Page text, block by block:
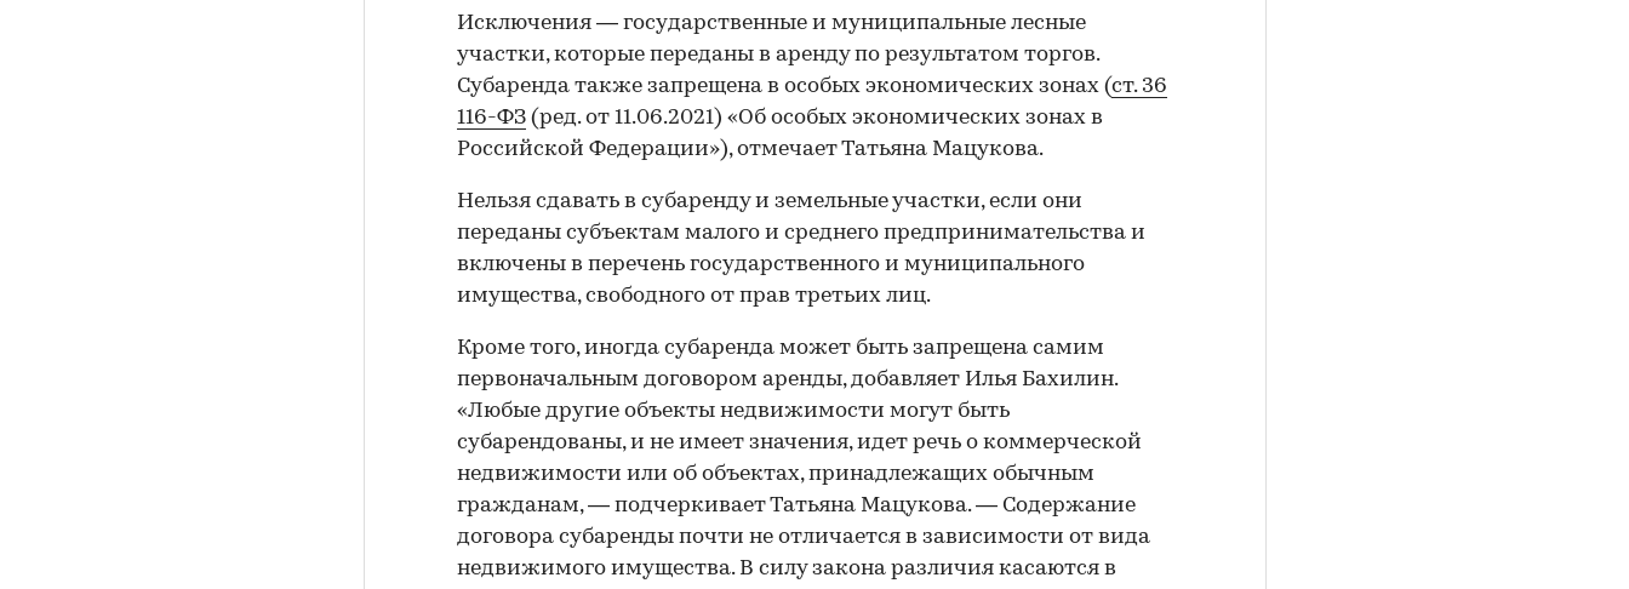
Исключения — государственные и муниципальные лесные
участки, которые переданы в аренду по результатом торгов.
Субаренда также запрещена в особых экономических зонах (ст. 36
116-ФЗ (ред. от 11.06.2021) «Об особых экономических зонах в
Российской Федерации»), отмечает Татьяна Мацукова.
Нельзя сдавать в субаренду и земельные участки, если они
переданы субъектам малого и среднего предпринимательства и
включены в перечень государственного и муниципального
имущества, свободного от прав третьих лиц.
Кроме того, иногда субаренда может быть запрещена самим
первоначальным договором аренды, добавляет Илья Бахилин.
«Любые другие объекты недвижимости могут быть
субарендованы, и не имеет значения, идет речь о коммерческой
недвижимости или об объектах, принадлежащих обычным
гражданам, — подчеркивает Татьяна Мацукова. — Содержание
договора субаренды почти не отличается в зависимости от вида
недвижимого имущества. В силу закона различия касаются в